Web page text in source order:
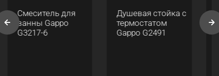
Смеситель для
ванны Gappo
G3217-6
Душевая стойка с
термостатом
Gappo G2491